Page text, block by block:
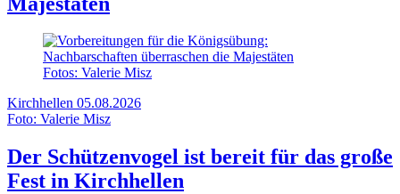
Fotos: Valerie Misz
Kirchhellen 05.08.2026
Foto: Valerie Misz
Der Schützenvogel ist bereit für das große
Fest in Kirchhellen